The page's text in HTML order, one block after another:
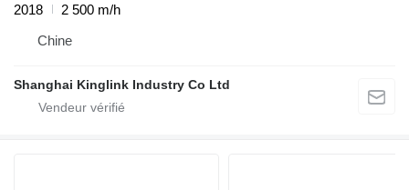
2018
2 500 m/h
Chine
Shanghai Kinglink Industry Co Ltd